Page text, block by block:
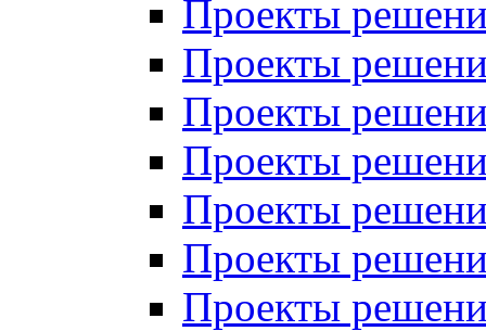
Проекты
Проекты
Проекты
Проекты
Проекты
Проекты
Проекты